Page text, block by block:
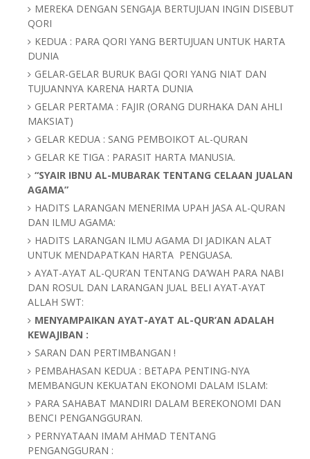
MEREKA DENGAN SENGAJA BERTUJUAN INGIN DISEBUT
QORI
KEDUA : PARA QORI YANG BERTUJUAN UNTUK HARTA
DUNIA
GELAR-GELAR BURUK BAGI QORI YANG NIAT DAN
TUJUANNYA KARENA HARTA DUNIA
GELAR PERTAMA : FAJIR (ORANG DURHAKA DAN AHLI
MAKSIAT)
GELAR KEDUA : SANG PEMBOIKOT AL-QURAN
GELAR KE TIGA : PARASIT HARTA MANUSIA.
“SYAIR IBNU AL-MUBARAK TENTANG CELAAN JUALAN
AGAMA”
HADITS LARANGAN MENERIMA UPAH JASA AL-QURAN
DAN ILMU AGAMA:
HADITS LARANGAN ILMU AGAMA DI JADIKAN ALAT
UNTUK MENDAPATKAN HARTA PENGUASA.
AYAT-AYAT AL-QUR’AN TENTANG DA’WAH PARA NABI
DAN ROSUL DAN LARANGAN JUAL BELI AYAT-AYAT
ALLAH SWT:
MENYAMPAIKAN AYAT-AYAT AL-QUR’AN ADALAH
KEWAJIBAN :
SARAN DAN PERTIMBANGAN !
PEMBAHASAN KEDUA : BETAPA PENTING-NYA
MEMBANGUN KEKUATAN EKONOMI DALAM ISLAM:
PARA SAHABAT MANDIRI DALAM BEREKONOMI DAN
BENCI PENGANGGURAN.
PERNYATAAN IMAM AHMAD TENTANG
PENGANGGURAN :